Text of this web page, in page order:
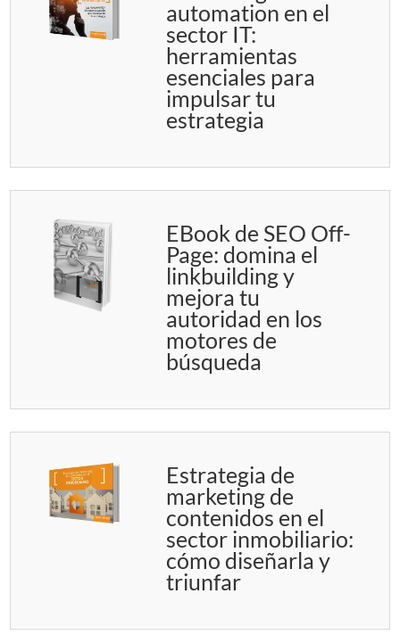
automation en el
sector IT:
herramientas
esenciales para
impulsar tu
estrategia
EBook de SEO Off-
Page: domina el
linkbuilding y
mejora tu
autoridad en los
motores de
búsqueda
Estrategia de
marketing de
contenidos en el
sector inmobiliario:
cómo diseñarla y
triunfar